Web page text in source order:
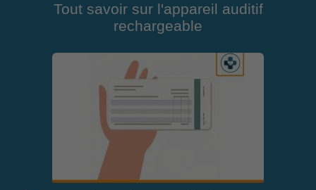
Tout savoir sur l'appareil auditif
rechargeable